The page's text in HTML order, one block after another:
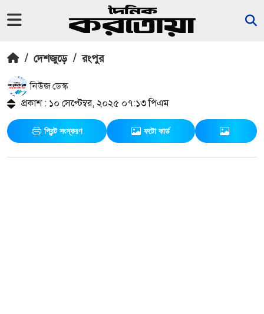
/ দেশজুড়ে / রংপুর
নিউজ ডেস্ক
প্রকাশ : ১০ সেপ্টেম্বর, ২০২৫ ০৭:১৩ পিএম
প্রিন্ট সংস্করণ ফটো কার্ড